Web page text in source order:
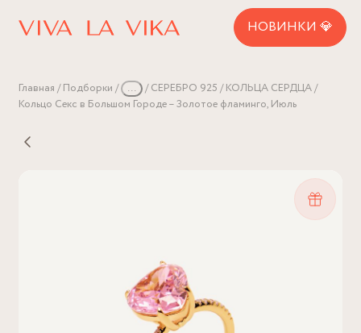
НОВИНКИ 💎
Главная Подборки ... СЕРЕБРО 925
КОЛЬЦА СЕРДЦА
Кольцо Секс в Большом Городе – Золотое фламинго, Июль